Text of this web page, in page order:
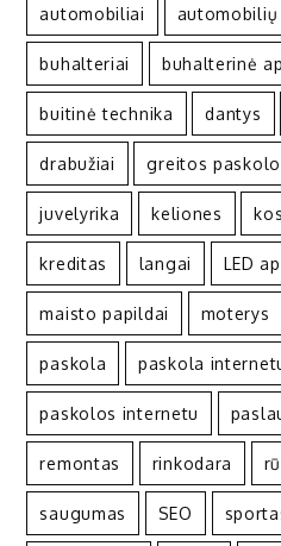
automobiliai automobilių
buhalteriai buhalterinė
buitinė technika dantys
drabužiai greitos
juvelyrika keliones
kreditas langai LED
maisto papildai moterys
paskola paskola
paskolos internetu
remontas rinkodara
saugumas SEO